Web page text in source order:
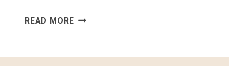
READ MORE ROSE